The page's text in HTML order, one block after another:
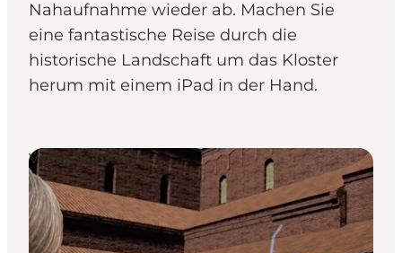
Nahaufnahme wieder ab. Machen Sie
eine fantastische Reise durch die
historische Landschaft um das Kloster
herum mit einem iPad in der Hand.
Veranstaltungen